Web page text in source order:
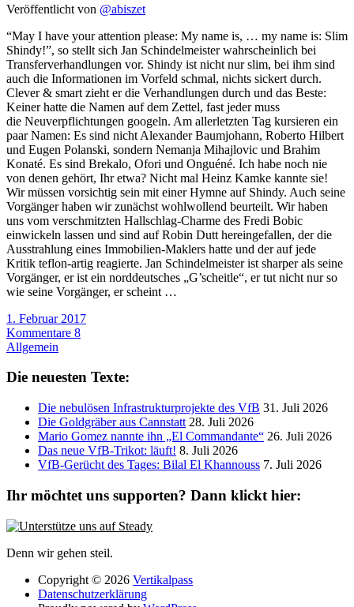
Veröffentlicht von @abiszet
“May I have your attention please: My name is, … my name is: Slim
Shindy!”, so stellt sich Jan Schindelmeister wahrscheinlich bei
Transferverhandlungen vor. Shindy ist nicht nur slim, bei ihm sind
auch die Informationen im Vorfeld schmal, nichts sickert durch.
Clever & smart zieht er die Verhandlungen durch und das Beste:
Keiner hatte die Namen auf dem Zettel, fast jeder muss
die Neuverpflichtungen googeln. Am allerletzten Tag kursieren ein
paar Namen: Es sind nicht Alexander Baumjohann, Roberto Hilbert
und Eugen Polanski, sondern Nemanja Mihajlovic und Brahim
Konaté. Es sind Brekalo, Ofori und Onguéné. Ich habe noch nie
von denen gehört, Ihr etwa? Nicht mal Heinz Kamke kannte sie!
Wir müssen vorsichtig sein mit einer Hymne auf Shindy. Auch seine
Vorgänger haben wir zunächst wohlwollend beurteilt. Wir haben
uns vom verschmitzten Hallschlag-Charme des Fredi Bobic
einwickeln lassen und sind auf Robin Dutt hereingefallen, der die
Ausstrahlung eines Immobilien-Maklers hatte und der auf jede
Kritik teflon-artig reagierte. Jan Schindelmeister ist sharper als seine
Vorgänger, er ist ein norddeutsches „G’scheitle“, er tut nicht nur so
wie seine Vorgänger, er scheint …
1. Februar 2017
Kommentare 8
Allgemein
Die neuesten Texte:
Die nebulösen Infrastrukturprojekte des VfB 31. Juli 2026
Die Goldgräber aus Cannstatt 28. Juli 2026
Mario Gomez nannte ihn „El Commandante“ 26. Juli 2026
Das neue VfB-Trikot: läuft! 8. Juli 2026
VfB-Gerücht des Tages: Bilal El Khannouss 7. Juli 2026
Ihr möchtet uns supporten? Dann klickt hier:
Denn wir gehen steil.
Copyright © 2026 Vertikalpass
Datenschutzerklärung